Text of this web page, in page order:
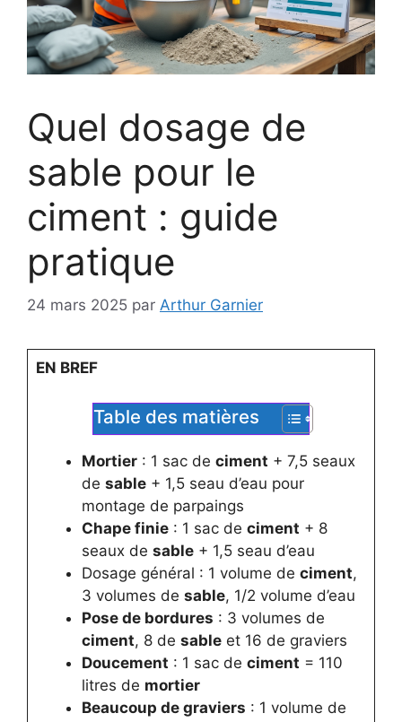
Quel dosage de
sable pour le
ciment : guide
pratique
24 mars 2025 par Arthur Garnier
EN BREF
Table des matières
Mortier: 1 sac de ciment + 7,5 seaux
de sable+ 1,5 seau d’eau pour
montage de parpaings
Chape finie: 1 sac de ciment + 8
seaux de sable+ 1,5 seau d’eau
Dosage général : 1 volume de ciment,
3 volumes de sable, 1/2 volume d’eau
Pose de bordures : 3 volumes de
ciment, 8 de sableet 16 de graviers
Doucement : 1 sac de ciment = 110
litres de mortier
Beaucoup de graviers : 1 volume de